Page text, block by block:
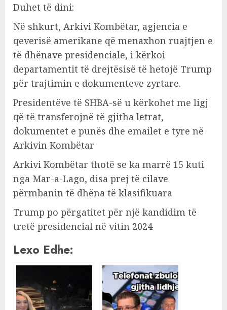
Duhet të dini:
Në shkurt, Arkivi Kombëtar, agjencia e
qeverisë amerikane që menaxhon ruajtjen e
të dhënave presidenciale, i kërkoi
departamentit të drejtësisë të hetojë Trump
për trajtimin e dokumenteve zyrtare.
Presidentëve të SHBA-së u kërkohet me ligj
që të transferojnë të gjitha letrat,
dokumentet e punës dhe emailet e tyre në
Arkivin Kombëtar
Arkivi Kombëtar thotë se ka marrë 15 kuti
nga Mar-a-Lago, disa prej të cilave
përmbanin të dhëna të klasifikuara
Trump po përgatitet për një kandidim të
tretë presidencial në vitin 2024
Lexo Edhe: